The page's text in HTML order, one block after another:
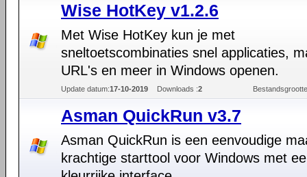
Wise HotKey v1.2.6
Met Wise HotKey kun je met
sneltoetscombinaties snel applicaties,
URL's en meer in Windows openen.
Update datum:17-10-2019 Downloads :2
Asman QuickRun v3.7
Asman QuickRun is een eenvoudige
krachtige starttool voor Windows met